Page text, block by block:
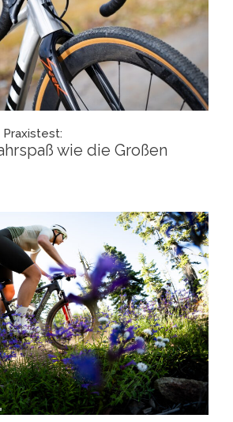
Praxistest:
wie die Großen